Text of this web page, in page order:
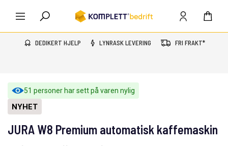
DEDIKERT HJELP LYNRASK LEVERING FRI FRAKT*
51 personer har sett på varen nylig
NYHET
JURA W8 Premium automatisk kaffemaskin